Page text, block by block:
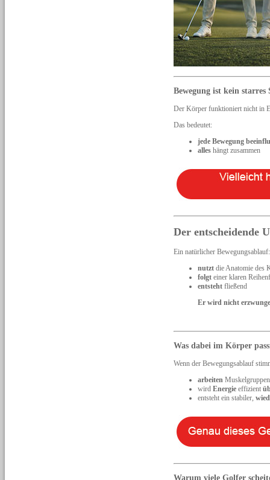
Bewegung ist kein starres
Der Körper funktioniert nicht in
Das bedeutet:
jede Bewegung
alles hängt zusammen
Der entscheidende
Ein natürlicher Bewegungsablauf:
nutzt die Anatomie des
folgt einer klaren
entsteht fließend
Er wird nicht
Was dabei im Körper
Wenn der Bewegungsablauf
arbeiten
wird Energie effizient
entsteht ein stabiler,
Warum viele Golfer